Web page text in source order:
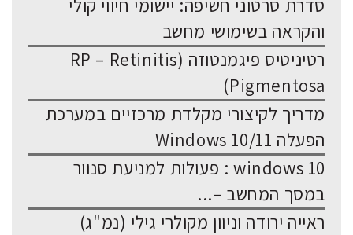
סדרת סרטוני חשיפה: יישומי חיווי קולי
והקראה בשימושי מחשב
רטיניטיס פיגמנטוזה (RP – Retinitis
Pigmentosa)
מדריך לקיצורי מקלדת מרכזיים במערכת
הפעלה Windows 10/11
windows 10 : פעולות למניעת סנוור
במסך המחשב –...
ראייה ירודה וניוון מקולרי גילי (נמ"ג)